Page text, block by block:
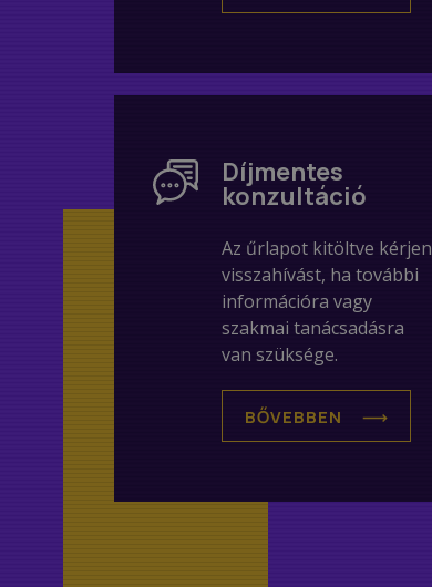
Díjmentes
konzultáció
Az űrlapot kitöltve kérjen
visszahívást, ha további
információra vagy
szakmai tanácsadásra
van szüksége.
BŐVEBBEN